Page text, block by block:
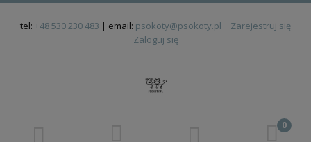
tel: +48 530 230 483 | email: psokoty@psokoty.pl
Zarejestruj się
Zaloguj się